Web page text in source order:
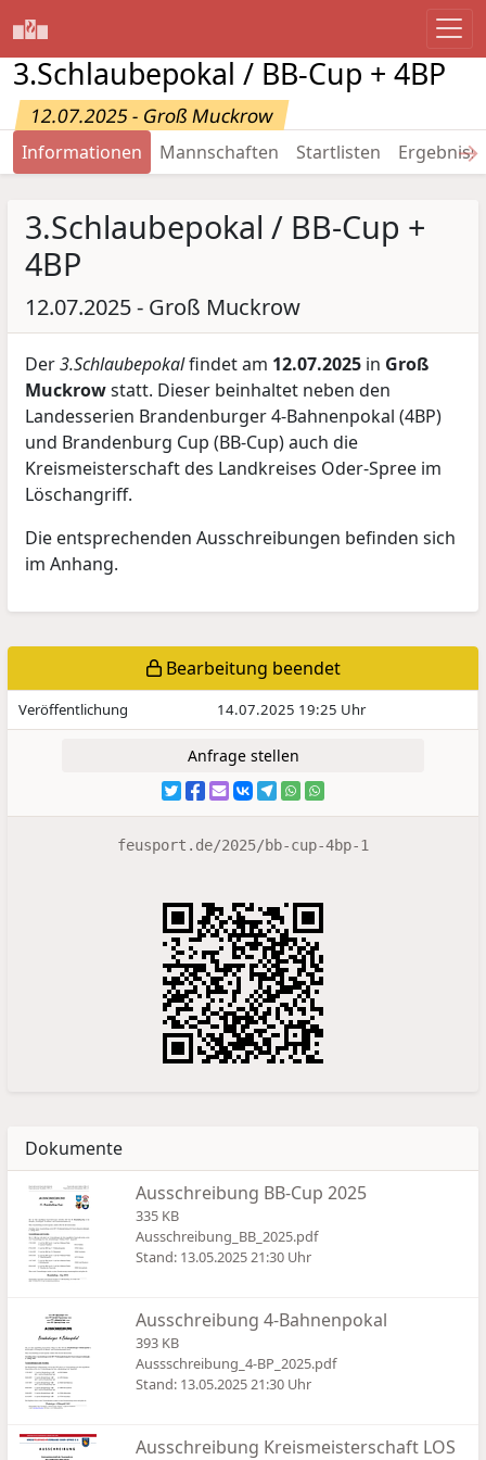
3.Schlaubepokal / BB-Cup + 4BP
12.07.2025 - Groß Muckrow
Informationen Mannschaften Startlisten →
3.Schlaubepokal / BB-Cup +
4BP
12.07.2025 - Groß Muckrow
Der3.Schlaubepokalfindet am 12.07.2025 in Groß
Muckrowstatt. Dieser beinhaltet neben den
Landesserien Brandenburger 4-Bahnenpokal (4BP)
und Brandenburg Cup (BB-Cup) auch die
Kreismeisterschaft des Landkreises Oder-Spree im
Löschangriff.
Die entsprechenden Ausschreibungen befinden sich
im Anhang.
Bearbeitung beendet
Veröffentlichung 14.07.2025 19:25 Uhr
Anfrage stellen
feusport.de/2025/bb-cup-4bp-1
Dokumente
Ausschreibung BB-Cup 2025
335 KB
Ausschreibung_BB_2025.pdf
Stand: 13.05.2025 21:30 Uhr
Ausschreibung 4-Bahnenpokal
393 KB
Aussschreibung_4-BP_2025.pdf
Stand: 13.05.2025 21:30 Uhr
Ausschreibung Kreismeisterschaft LOS